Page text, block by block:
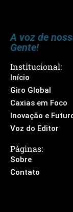
A voz de
Gente!
Institucional:
Início
Giro Global
Caxias em Foco
Inovação e
Voz do Editor
Páginas:
Sobre
Contato